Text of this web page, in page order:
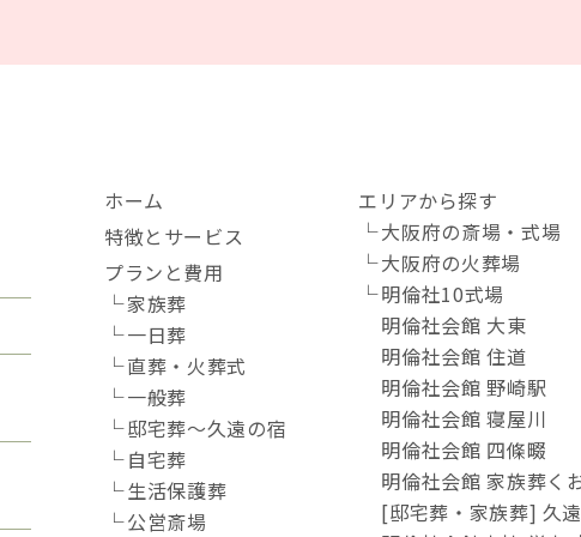
ホーム
特徴とサービス
プランと費用
家族葬
一日葬
直葬・火葬式
一般葬
邸宅葬～久遠の宿
自宅葬
生活保護葬
公営斎場
エリアから探す
大阪府の斎場・式場
大阪府の火葬場
明倫社10式場
明倫社会館 大東
明倫社会館 住道
明倫社会館 野崎駅
明倫社会館 寝屋川
明倫社会館 四條畷
明倫社会館 家族葬く
[邸宅葬・家族葬] 久